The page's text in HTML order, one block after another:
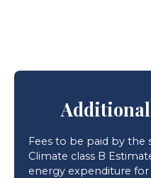
Fees to be paid by the
Climate class B
energy expenditure